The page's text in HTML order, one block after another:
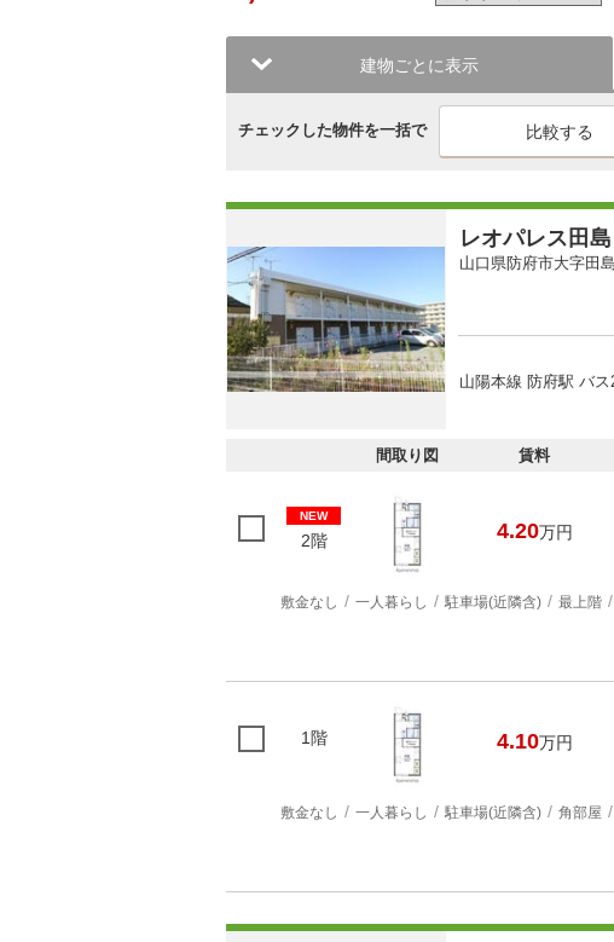
建物ごとに表示
チェックした物件を一括で
レオパレス田島
山口県防府市大字田島
山陽本線 防府駅 バ
間取り図 賃料
NEW
2階 4.20万円
敷金なし 一人暮らし 駐車場(近隣含) 最上階
1階 4.10万円
敷金なし 一人暮らし 駐車場(近隣含) 角部屋